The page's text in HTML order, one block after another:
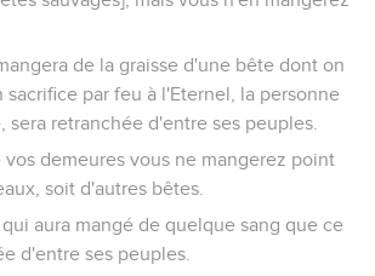
de la graisse d'une bête dont on
sacrifice par feu à l'Eternel, la personne
sera retranchée d'entre ses peuples.
vos demeures vous ne mangerez point
soit d'autres bêtes.
aura mangé de quelque sang que ce
d'entre ses peuples.